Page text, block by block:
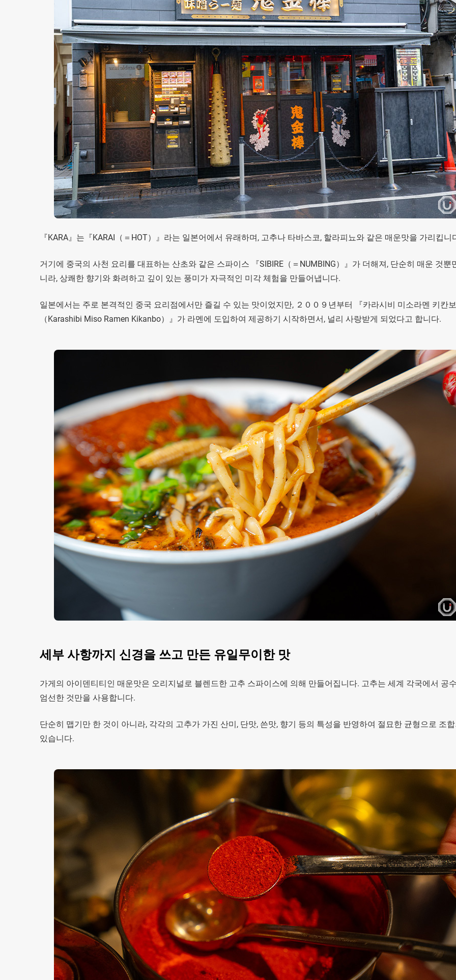
『KARA』는『KARAI（＝HOT）』라는 일본어에서 유래하며, 고추나 타바스코, 할라피뇨와 같은 매운맛을 가리킵니
거기에 중국의 사천 요리를 대표하는 산초와 같은 스파이스 『SIBIRE（＝NUMBING）』가 더해져, 단순히 매운 것뿐
니라, 상쾌한 향기와 화려하고 깊이 있는 풍미가 자극적인 미각 체험을 만들어냅니다.
일본에서는 주로 본격적인 중국 요리점에서만 즐길 수 있는 맛이었지만, ２００９년부터 『카라시비 미소라멘 키칸보
（Karashibi Miso Ramen Kikanbo）』가 라멘에 도입하여 제공하기 시작하면서, 널리 사랑받게 되었다고 합니다.
세부 사항까지 신경을 쓰고 만든 유일무이한 맛
가게의 아이덴티티인 매운맛은 오리지널로 블렌드한 고추 스파이스에 의해 만들어집니다. 고추는 세계 각국에서 공
엄선한 것만을 사용합니다.
단순히 맵기만 한 것이 아니라, 각각의 고추가 가진 산미, 단맛, 쓴맛, 향기 등의 특성을 반영하여 절묘한 균형으로 조
있습니다.